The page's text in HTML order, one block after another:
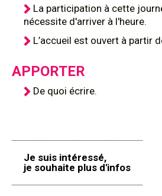
La participation à cette
nécessite d'arriver à l'heure.
L’accueil est ouvert à partir
APPORTER
De quoi écrire.
Je suis intéressé,
je souhaite plus d'infos